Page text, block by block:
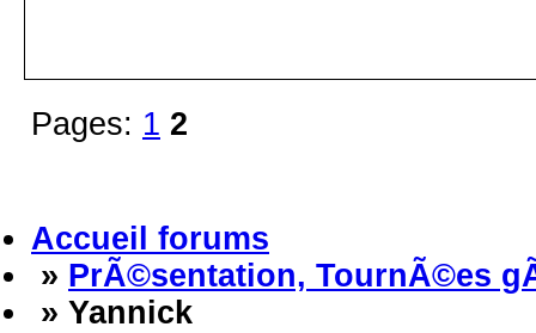
Pages: 1 2
Accueil forums
» PrÃ©sentation, TournÃ©es
» Yannick